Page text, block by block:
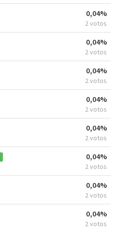
0,04%
2 votos
0,04%
2 votos
0,04%
2 votos
0,04%
2 votos
0,04%
2 votos
0,04%
2 votos
0,04%
2 votos
0,04%
2 votos